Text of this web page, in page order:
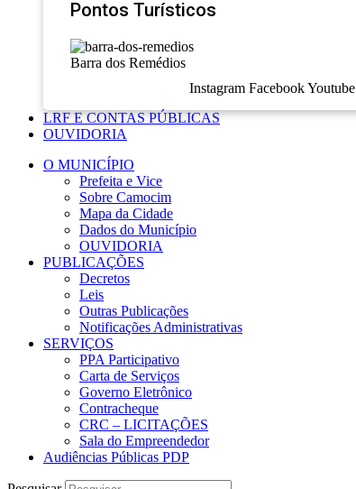
Pontos Turísticos
Barra dos Remédios
Instagram FacebookYoutube
LRF E CONTAS PÚBLICAS
OUVIDORIA
O MUNICÍPIO
Prefeita e Vice
Sobre Camocim
Mapa da Cidade
Dados do Município
OUVIDORIA
PUBLICAÇÕES
Decretos
Leis
Outras Publicações
Notificações Administrativas
SERVIÇOS
PPA Participativo
Carta de Serviços
Governo Eletrônico
Contracheque
CRC – LICITAÇÕES
Sala do Empreendedor
Audiências Públicas PDP